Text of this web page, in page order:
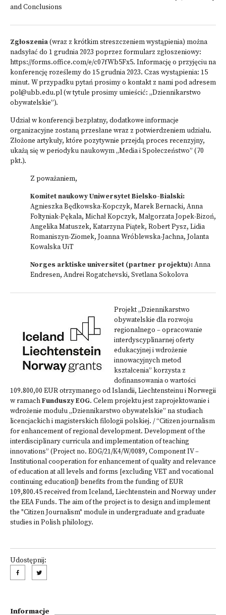
and Conclusions
Zgłoszenia(wraz z krótkim streszczeniem wystąpienia) można
nadsyłać do 1 grudnia 2023 poprzez formularz zgłoszeniowy:
https://forms.office.com/e/c07fWb5Fx5. Informację o przyjęciu na
konferencję roześlemy do 15 grudnia 2023. Czas wystąpienia: 15
minut. W przypadku pytań prosimy o kontakt z nami pod adresem
pol@ubb.edu.pl(w tytule prosimy umieścić: „Dziennikarstwo
obywatelskie”).
Udział w konferencji bezpłatny, dodatkowe informacje
organizacyjne zostaną przesłane wraz z potwierdzeniem udziału.
Złożone artykuły, które pozytywnie przejdą proces recenzyjny,
ukażą się w periodyku naukowym „Media i Społeczeństwo” (70
pkt.).
Z poważaniem,
Komitet naukowy Uniwersytet Bielsko-Bialski:
Agnieszka Będkowska-Kopczyk, Marek Bernacki, Anna
Foltyniak-Pękala, Michał Kopczyk, Małgorzata Jopek-Bizoń,
Angelika Matuszek, Katarzyna Piątek, Robert Pysz, Lidia
Romaniszyn-Ziomek, Joanna Wróblewska-Jachna, Jolanta
Kowalska UiT
Norges arktiske universitet (partner projektu):Anna
Endresen, Andrei Rogatchevski, Svetlana Sokolova
Projekt „Dziennikarstwo
obywatelskie dla rozwoju
regionalnego – opracowanie
interdyscyplinarnej oferty
edukacyjnej i wdrożenie
innowacyjnych metod
kształcenia” korzysta z
dofinansowania o wartości
109.800,00 EUR otrzymanego od Islandii, Liechtensteinu i Norwegii
w ramachFunduszy EOG. Celem projektu jest zaprojektowanie i
wdrożenie modułu „Dziennikarstwo obywatelskie” na studiach
licencjackich i magisterskich filologii polskiej​. / “Citizen journalism
for enhancement of regional development. Development of the
interdisciplinary curricula and implementation of teaching
innovations” (Project no. EOG/21/K4/W/0089, Component IV –
Institutional cooperation for enhancement of quality and relevance
of education at all levels and forms [excluding VET and vocational
continuing education]) benefits from the funding of EUR
109,800.45 received from Iceland, Liechtenstein and Norway under
the EEA Funds. The aim of the project is to design and implement
the "Citizen Journalism" module in undergraduate and graduate
studies in Polish philology.
Udostępnij:
Informacje